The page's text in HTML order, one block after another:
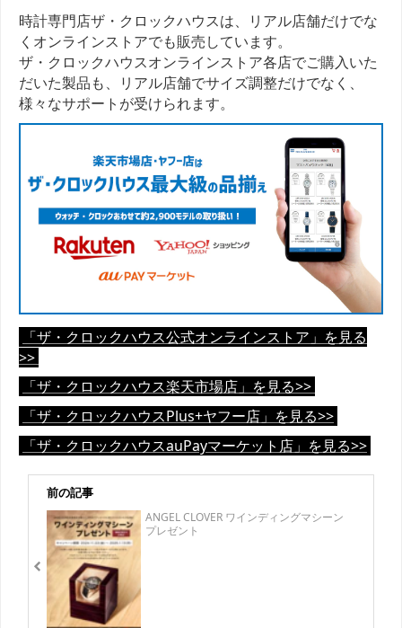
時計専門店ザ・クロックハウスは、リアル店舗だけでな
くオンラインストアでも販売しています。
ザ・クロックハウスオンラインストア各店でご購入いた
だいた製品も、リアル店舗でサイズ調整だけでなく、
様々なサポートが受けられます。
「ザ・クロックハウス公式オンラインストア」を見る
>>
「ザ・クロックハウス楽天市場店」を見る>>
「ザ・クロックハウスPlus+ヤフー店」を見る>>
「ザ・クロックハウスauPayマーケット店」を見る>>
前の記事
ANGEL CLOVER ワインディングマシーン
プレゼント